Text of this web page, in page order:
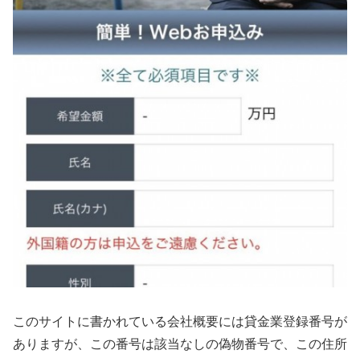
このサイトに書かれている会社概要には貸金業登録番号が
ありますが、この番号は該当なしの偽物番号で、この住所